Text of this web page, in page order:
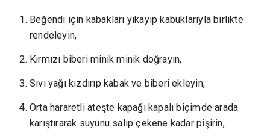
Beğendi için kabakları yıkayıp kabuklarıyla birlikte
rendeleyin,
Kırmızı biberi minik minik doğrayın,
Sıvı yağı kızdırıp kabak ve biberi ekleyin,
Orta hararetli ateşte kapağı kapalı biçimde arada
karıştırarak suyunu salıp çekene kadar pişirin,